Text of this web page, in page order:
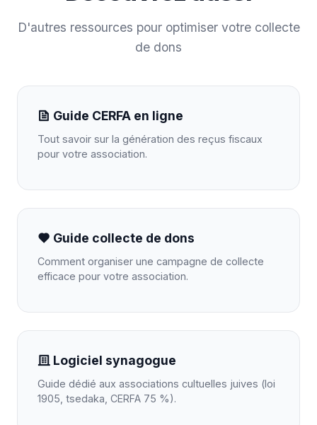
D'autres ressources pour optimiser votre collecte
de dons
Guide CERFA en ligne
Tout savoir sur la génération des reçus fiscaux
pour votre association.
Guide collecte de dons
Comment organiser une campagne de collecte
efficace pour votre association.
Logiciel synagogue
Guide dédié aux associations cultuelles juives (loi
1905, tsedaka, CERFA 75 %).